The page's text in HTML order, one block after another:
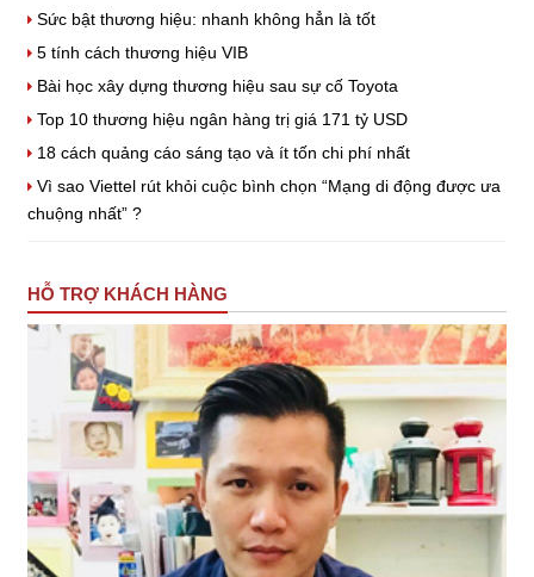
Sức bật thương hiệu: nhanh không hẳn là tốt
5 tính cách thương hiệu VIB
Bài học xây dựng thương hiệu sau sự cố Toyota
Top 10 thương hiệu ngân hàng trị giá 171 tỷ USD
18 cách quảng cáo sáng tạo và ít tốn chi phí nhất
Vì sao Viettel rút khỏi cuộc bình chọn “Mạng di động được ưa
chuộng nhất” ?
HỖ TRỢ KHÁCH HÀNG